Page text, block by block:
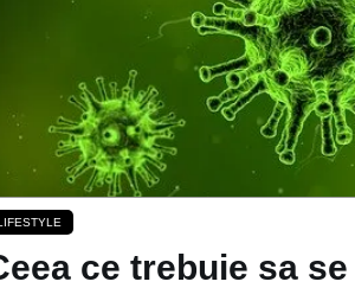
ce trebuie sa